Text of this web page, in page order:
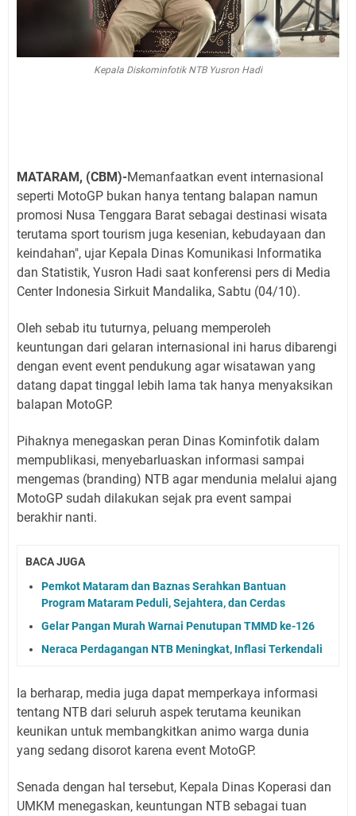
Kepala Diskominfotik NTB Yusron Hadi
MATARAM, (CBM)-Memanfaatkan event internasional
seperti MotoGP bukan hanya tentang balapan namun
promosi Nusa Tenggara Barat sebagai destinasi wisata
terutama sport tourism juga kesenian, kebudayaan dan
keindahan", ujar Kepala Dinas Komunikasi Informatika
dan Statistik, Yusron Hadi saat konferensi pers di Media
Center Indonesia Sirkuit Mandalika, Sabtu (04/10).
Oleh sebab itu tuturnya, peluang memperoleh
keuntungan dari gelaran internasional ini harus dibarengi
dengan event event pendukung agar wisatawan yang
datang dapat tinggal lebih lama tak hanya menyaksikan
balapan MotoGP.
Pihaknya menegaskan peran Dinas Kominfotik dalam
mempublikasi, menyebarluaskan informasi sampai
mengemas (branding) NTB agar mendunia melalui ajang
MotoGP sudah dilakukan sejak pra event sampai
berakhir nanti.
BACA JUGA
Pemkot Mataram dan Baznas Serahkan Bantuan
Program Mataram Peduli, Sejahtera, dan Cerdas
Gelar Pangan Murah Warnai Penutupan TMMD ke-126
Neraca Perdagangan NTB Meningkat, Inflasi Terkendali
Ia berharap, media juga dapat memperkaya informasi
tentang NTB dari seluruh aspek terutama keunikan
keunikan untuk membangkitkan animo warga dunia
yang sedang disorot karena event MotoGP.
Senada dengan hal tersebut, Kepala Dinas Koperasi dan
UMKM menegaskan, keuntungan NTB sebagai tuan